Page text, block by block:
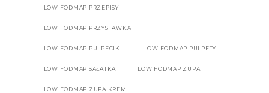
LOW FODMAP PRZEPISY
LOW FODMAP PRZYSTAWKA
LOW FODMAP PULPECIKI LOW FODMAP PULPETY
LOW FODMAP SAŁATKA LOW FODMAP ZUPA
LOW FODMAP ZUPA KREM